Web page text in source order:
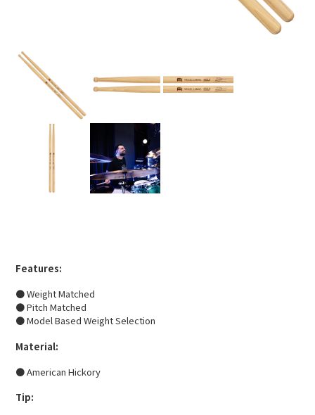
Features:
● Weight Matched
● Pitch Matched
● Model Based Weight Selection
Material:
● American Hickory
Tip: